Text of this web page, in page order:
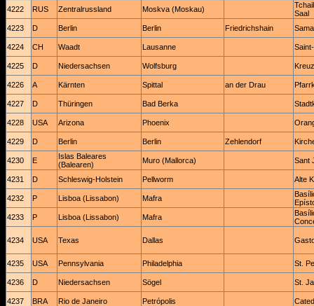
4222 RUS Zentralrussland Moskva (Moskau)
Saal
4223
D Berlin Berlin Friedrichshain
4224 CH Waadt Lausanne
4225 D Niedersachsen Wolfsburg
4226 A Kärnten Spittal an der Drau
4227 D Thüringen Bad Berka
4228 USA Arizona Phoenix
4229 D Berlin Berlin Zehlendorf
4230 E
Islas Baleares
(Balearen)
Muro (Mallorca) Sant
4231 D Schleswig-Holstein Pellworm Alte
4232 P Lisboa (Lissabon) Mafra
4233
P Lisboa (Lissabon) Mafra
4234 USA Texas Dallas
4235 USA Pennsylvania Philadelphia St.
4236 D Niedersachsen Sögel St.
4237 BRA Rio de Janeiro Petrópolis